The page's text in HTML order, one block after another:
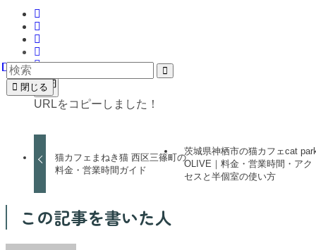
URLをコピーしました！
猫カフェまねき猫 西区三篠町の
料金・営業時間ガイド
茨城県神栖市の猫カフェcat
OLIVE｜料金・営業時間・アク
セスと半個室の使い方
この記事を書いた人
閉じる